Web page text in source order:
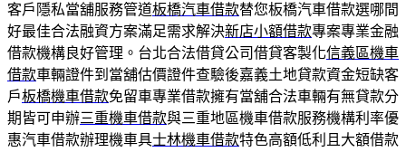
客戶隱私當舖服務管道板橋汽車借款替您板橋汽車借款選哪間
好最佳合法融資方案滿足需求解決新店小額借款專案專業金融
借款機構良好管理。台北合法借貸公司借貸客製化信義區機車
借款車輛證件到當舖估價證件查驗後嘉義土地貸款資金短缺客
戶板橋機車借款免留車專業借款擁有當舖合法車輛有無貸款分
期皆可申辦三重機車借款與三重地區機車借款服務機構利率優
惠汽車借款辦理機車具士林機車借款特色高額低利且大額借款